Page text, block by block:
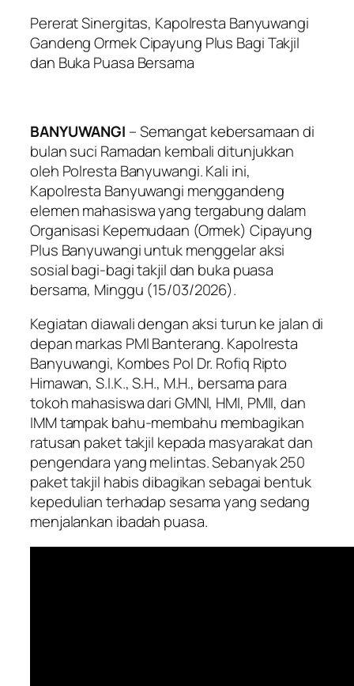
Pererat Sinergitas, Kapolresta Banyuwangi
Gandeng Ormek Cipayung Plus Bagi Takjil
dan Buka Puasa Bersama
BANYUWANGI – Semangat kebersamaan di
bulan suci Ramadan kembali ditunjukkan
oleh Polresta Banyuwangi. Kali ini,
Kapolresta Banyuwangi menggandeng
elemen mahasiswa yang tergabung dalam
Organisasi Kepemudaan (Ormek) Cipayung
Plus Banyuwangi untuk menggelar aksi
sosial bagi-bagi takjil dan buka puasa
bersama, Minggu (15/03/2026).
Kegiatan diawali dengan aksi turun ke jalan di
depan markas PMI Banterang. Kapolresta
Banyuwangi, Kombes Pol Dr. Rofiq Ripto
Himawan, S.I.K., S.H., M.H., bersama para
tokoh mahasiswa dari GMNI, HMI, PMII, dan
IMM tampak bahu-membahu membagikan
ratusan paket takjil kepada masyarakat dan
pengendara yang melintas. Sebanyak 250
paket takjil habis dibagikan sebagai bentuk
kepedulian terhadap sesama yang sedang
menjalankan ibadah puasa.